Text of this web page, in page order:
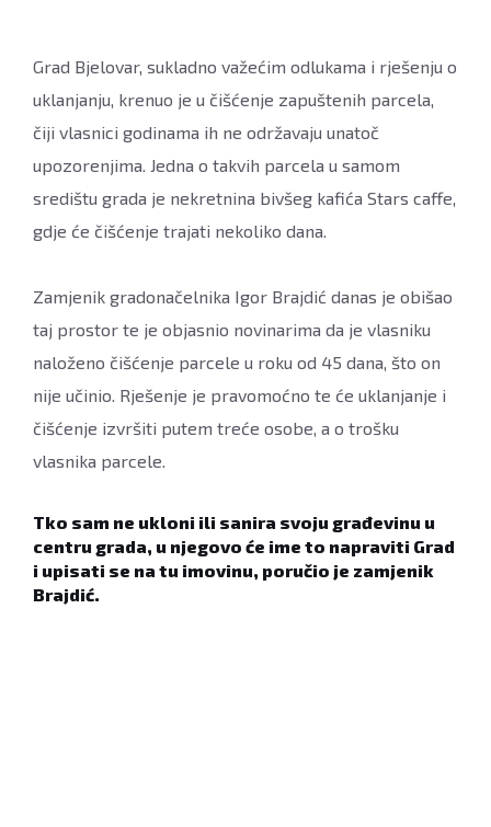
Grad Bjelovar, sukladno važećim odlukama i rješenju o
uklanjanju, krenuo je u čišćenje zapuštenih parcela,
čiji vlasnici godinama ih ne održavaju unatoč
upozorenjima. Jedna o takvih parcela u samom
središtu grada je nekretnina bivšeg kafića Stars caffe,
gdje će čišćenje trajati nekoliko dana.
Zamjenik gradonačelnika Igor Brajdić danas je obišao
taj prostor te je objasnio novinarima da je vlasniku
naloženo čišćenje parcele u roku od 45 dana, što on
nije učinio. Rješenje je pravomoćno te će uklanjanje i
čišćenje izvršiti putem treće osobe, a o trošku
vlasnika parcele.
Tko sam ne ukloni ili sanira svoju građevinu u
centru grada, u njegovo će ime to napraviti Grad
i upisati se na tu imovinu, poručio je zamjenik
Brajdić.